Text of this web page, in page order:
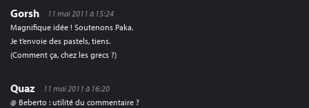
Gorsh
11 mai 2011 à 15:24
Magnifique idée ! Soutenons Paka.
Je t’envoie des pastels, tiens.
(Comment ça, chez les grecs ?)
Quaz
11 mai 2011 à 16:20
@ Beberto : utilité du commentaire ?